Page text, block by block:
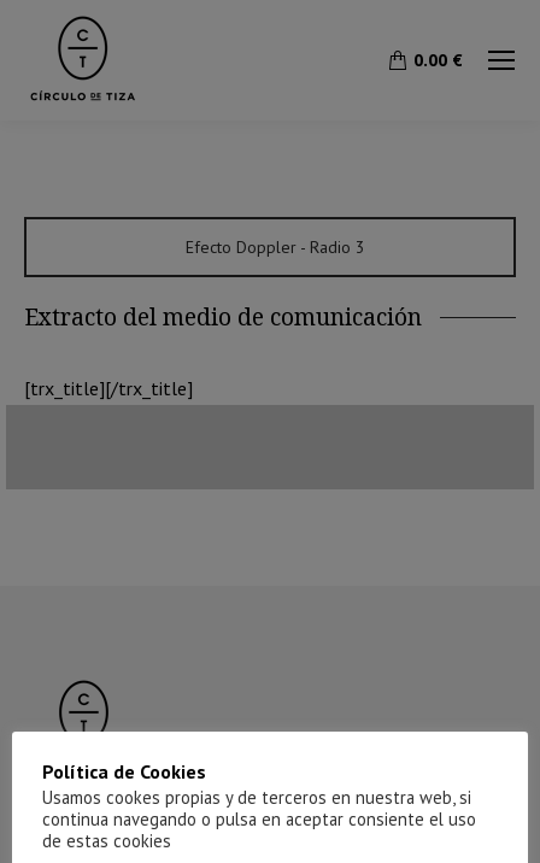
0.00 €
Efecto Doppler - Radio 3
Extracto del medio de comunicación
[trx_title][/trx_title]
CÍRCULO DE TIZA
Política de Cookies
Usamos cookes propias y de terceros en nuestra web, si
continua navegando o pulsa en aceptar consiente el uso
de estas cookies